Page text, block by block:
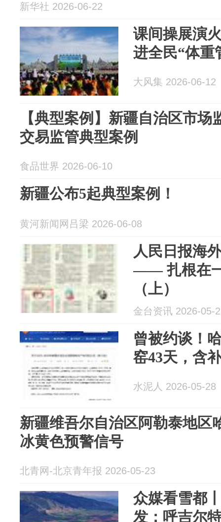
新华社 2026-06-22
课间操展演
进全民“体重
大风集 2026-06-12
【典型案例】新疆自治区市场
交易监管典型案例
食品世界 2026-06-10
新疆公布5起典型案例！
黄河新闻网吕梁 2026-06-08
人民日报海
—— 扎根在
（上）
金台资讯 2026-05-
曾被约谈！
窑43天，含
水泥人 2026-05-28
新疆维吾尔自治区阿勒泰地区
冰黄色预警信号
北青网-北京青年报 2026-05-23
众媒看雪都
发：呼吉尔